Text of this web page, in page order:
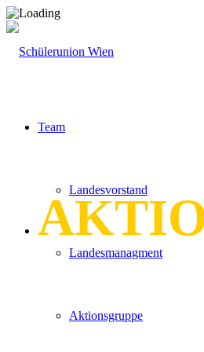
Team
Landesvorstand
Landesmanagment
Aktionsgruppe